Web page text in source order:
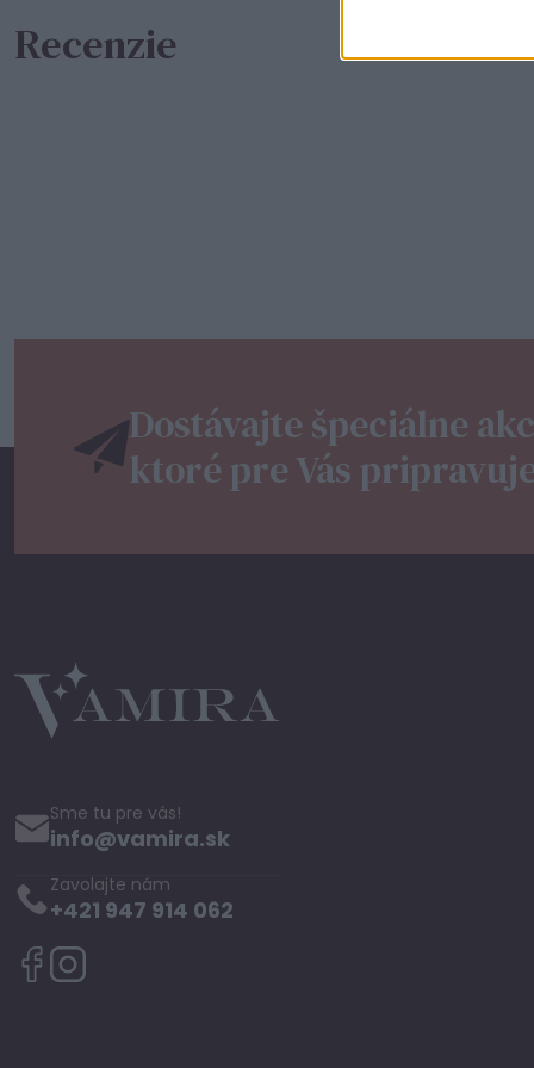
Recenzie
Dostávajte špeciálne
ktoré pre Vás
Sme tu pre vás!
info@vamira.sk
Zavolajte nám
+421 947 914 062